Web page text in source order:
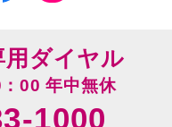
ダイヤル
00 年中無休
1000